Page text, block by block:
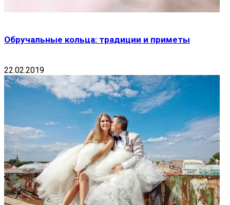
Обручальные кольца: традиции и приметы
22.02.2019